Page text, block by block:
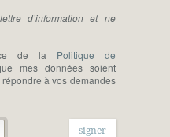
d’information et ne
de la Politique de
mes données soient
à vos demandes